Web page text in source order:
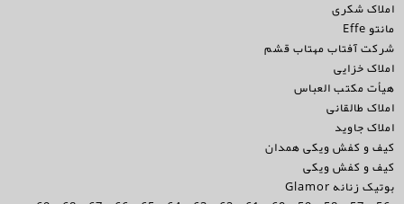
املاک شکری
مانتو Effe
شرکت آفتاب مهتاب قشم
املاک خزایی
هیأت مکتب العباس
املاک طالقانی
املاک جاوید
کیف و کفش ویکی همدان
کیف و کفش ویکی
بوتیک زنانه Glamor